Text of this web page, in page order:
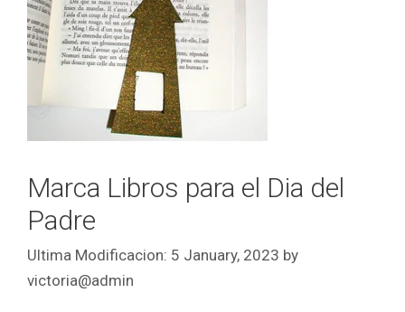
Marca Libros para el Dia del
Padre
5 January, 2023 by
victoria@admin